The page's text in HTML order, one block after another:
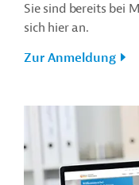
Sie sind bereits bei
sich hier an.
Zur Anmeldung